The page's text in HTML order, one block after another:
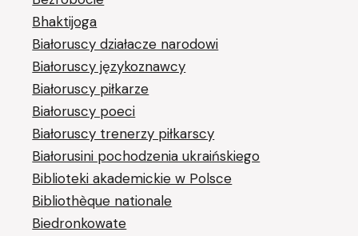
Bhaktijoga
Białoruscy działacze narodowi
Białoruscy językoznawcy
Białoruscy piłkarze
Białoruscy poeci
Białoruscy trenerzy piłkarscy
Białorusini pochodzenia ukraińskiego
Biblioteki akademickie w Polsce
Bibliothèque nationale
Biedronkowate